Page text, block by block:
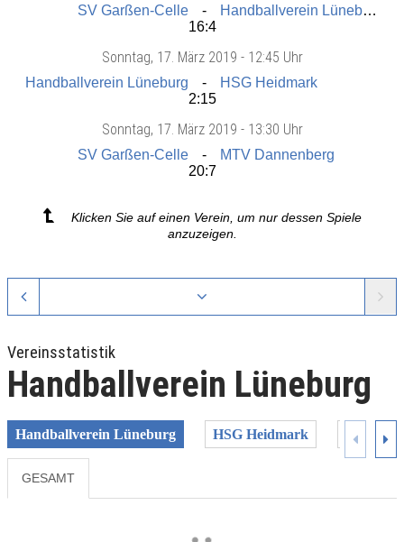
SV Garßen-Celle
Handballverein Lüneburg
16:4
Sonntag, 17. März 2019 - 12:45 Uhr
Handballverein Lüneburg
HSG Heidmark
2:15
Sonntag, 17. März 2019 - 13:30 Uhr
SV Garßen-Celle
MTV Dannenberg
20:7
Klicken Sie auf einen Verein, um nur dessen Spiele
anzuzeigen.
Vereinsstatistik
Handballverein Lüneburg
Handballverein Lüneburg HSG Heidmark JMSG
GESAMT